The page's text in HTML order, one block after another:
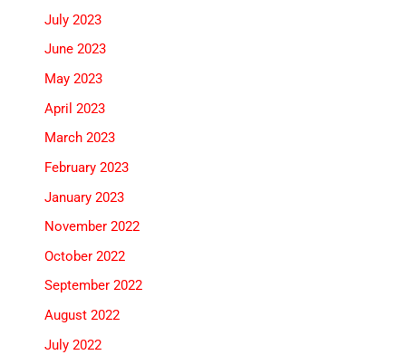
July 2023
June 2023
May 2023
April 2023
March 2023
February 2023
January 2023
November 2022
October 2022
September 2022
August 2022
July 2022